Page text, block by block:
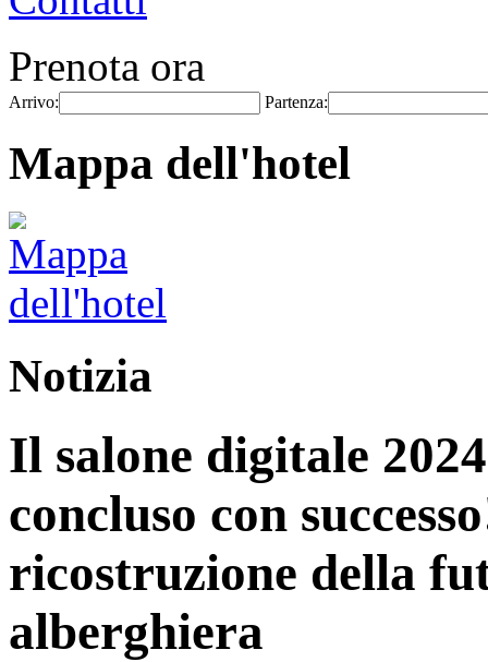
Prenota ora
Arrivo: Partenza:
Mappa dell'hotel
Notizia
Il salone digitale
concluso con
ricostruzione della
alberghiera